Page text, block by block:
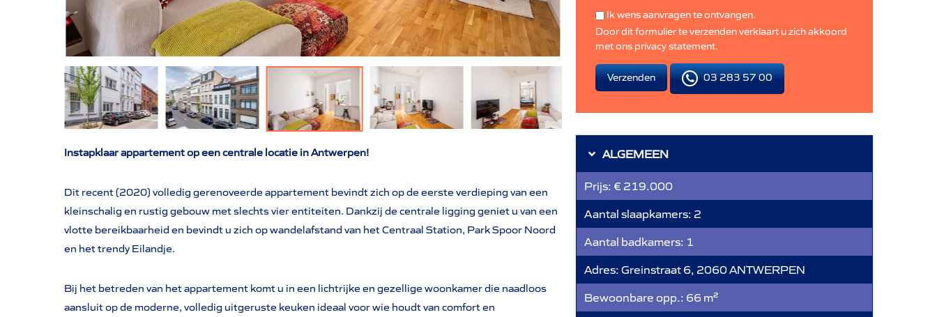
Instapklaar appartement op een centrale locatie in Antwerpen!
Dit recent (2020) volledig gerenoveerde appartement bevindt zich op de eerste verdieping van een
kleinschalig en rustig gebouw met slechts vier entiteiten. Dankzij de centrale ligging geniet u van een
vlotte bereikbaarheid en bevindt u zich op wandelafstand van het Centraal Station, Park Spoor Noord
en het trendy Eilandje.
Bij het betreden van het appartement komt u in een lichtrijke en gezellige woonkamer die naadloos
aansluit op de moderne, volledig uitgeruste keuken ideaal voor wie houdt van comfort en
Ik wens aanvragen te ontvangen.
Door dit formulier te verzenden verklaart u zich akkoord
met ons privacy statement.
Verzenden 03 283 57 00
ALGEMEEN
Prijs: € 219.000
Aantal slaapkamers: 2
Aantal badkamers: 1
Adres: Greinstraat 6, 2060 ANTWERPEN
Bewoonbare opp.: 66 m²